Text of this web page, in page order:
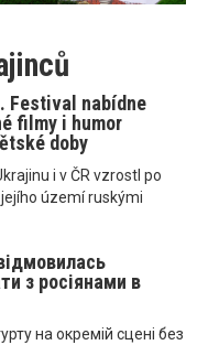
Festival nabídne
filmy i humor
doby
i v ČR vzrostl po
území ruskými
з росіянами в
на окремій сцені без